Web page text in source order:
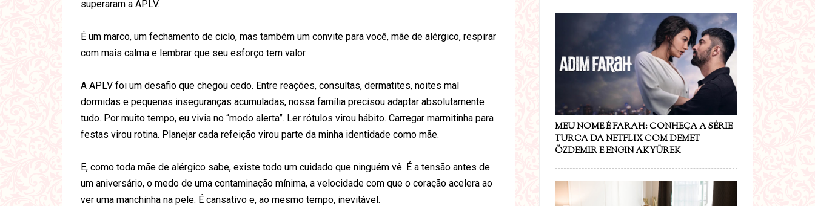
superaram a APLV.
É um marco, um fechamento de ciclo, mas também um convite para você, mãe de alérgico, respirar
com mais calma e lembrar que seu esforço tem valor.
A APLV foi um desafio que chegou cedo. Entre reações, consultas, dermatites, noites mal
dormidas e pequenas inseguranças acumuladas, nossa família precisou adaptar absolutamente
tudo. Por muito tempo, eu vivia no “modo alerta”. Ler rótulos virou hábito. Carregar marmitinha para
festas virou rotina. Planejar cada refeição virou parte da minha identidade como mãe.
E, como toda mãe de alérgico sabe, existe todo um cuidado que ninguém vê. É a tensão antes de
um aniversário, o medo de uma contaminação mínima, a velocidade com que o coração acelera ao
ver uma manchinha na pele. É cansativo e, ao mesmo tempo, inevitável.
MEU NOME É FARAH: CONHEÇA A SÉRIE
TURCA DA NETFLIX COM DEMET
ÖZDEMIR E ENGIN AKYÜREK